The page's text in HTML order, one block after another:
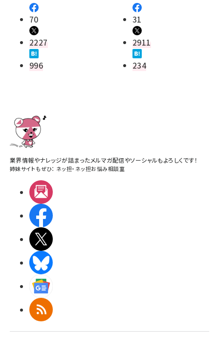
70
2227
996
31
2911
234
業界情報やナレッジが詰まったメルマガ配信やソーシャルもよろしくです！
姉妹サイトもぜひ： ネッ担・ ネッ担お悩み相談室
RSS